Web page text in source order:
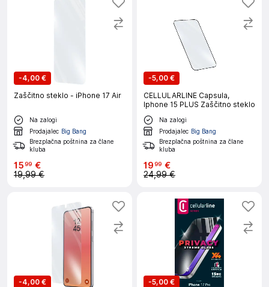
-4,00 €
Zaščitno steklo - iPhone 17 Air
Na zalogi
Prodajalec Big Bang
Brezplačna poštnina za člane
kluba
1599 €
19,99 €
-5,00 €
CELLULARLINE Capsula,
Iphone 15 PLUS Zaščitno steklo
Na zalogi
Prodajalec Big Bang
Brezplačna poštnina za člane
kluba
1999 €
24,99 €
-4,00 €
-5,00 €